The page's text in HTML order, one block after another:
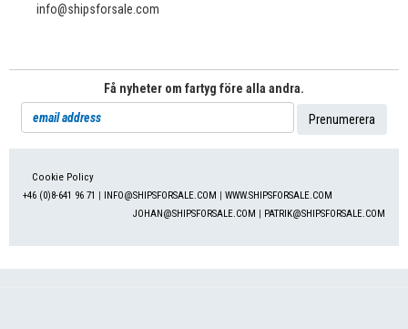
info@shipsforsale.com
Få nyheter om fartyg före alla andra.
Cookie Policy
+46 (0)8-641 96 71 | INFO@SHIPSFORSALE.COM | WWW.SHIPSFORSALE.COM
JOHAN@SHIPSFORSALE.COM | PATRIK@SHIPSFORSALE.COM